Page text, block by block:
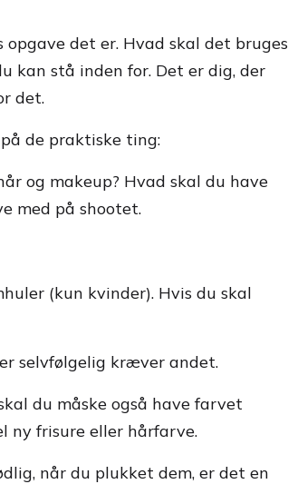
det er. Hvad skal det bruges
kan stå inden for. Det er dig, der
det.
de praktiske ting:
og makeup? Hvad skal du have
med på shootet.
(kun kvinder). Hvis du skal
selvfølgelig kræver andet.
du måske også have farvet
ny frisure eller hårfarve.
når du plukket dem, er det en